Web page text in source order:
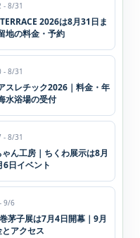
- 8/31
2026は8月31日ま
地の料金・予約
- 8/31
スレチック2026｜料金・年
水浴場の受付
- 8/31
ん工房｜ちくわ展示は8月
日イベント
9/6
茅子展は7月4日開幕｜9月
アクセス